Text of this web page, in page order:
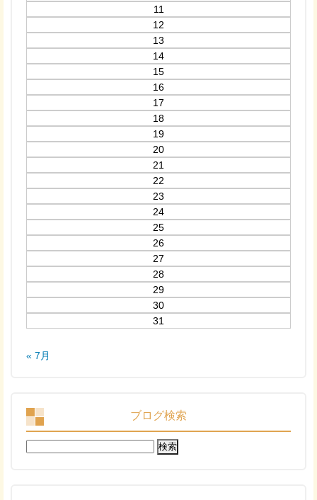
11
12
13
14
15
16
17
18
19
20
21
22
23
24
25
26
27
28
29
30
31
« 7月
ブログ検索
検
索: